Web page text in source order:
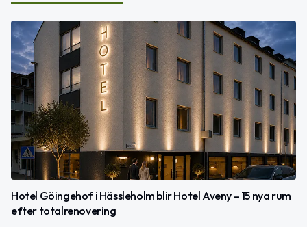
Hotel Göingehof i Hässleholm blir Hotel Aveny – 15 nya rum
efter totalrenovering